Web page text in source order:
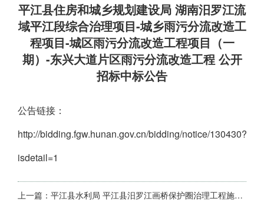
平江县住房和城乡规划建设局 湖南汨罗江流
域平江段综合治理项目-城乡雨污分流改造工
程项目-城区雨污分流改造工程项目（一
期）-东兴大道片区雨污分流改造工程 公开
招标中标公告
公告链接：
http://bidding.fgw.hunan.gov.cn/bidding/notice/130430?
isdetail=1
上一篇： 平江县水利局 平江县汨罗江画桥保护圈治理工程施工监理（第二次）公开招标中标公告